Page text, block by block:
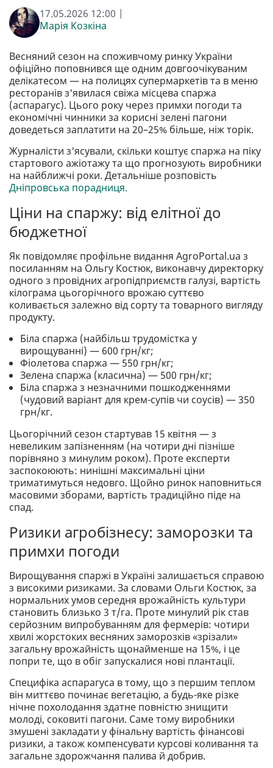
17.05.2026 12:00 |
Марія Козкіна
Весняний сезон на споживчому ринку України
офіційно поповнився ще одним довгоочікуваним
делікатесом — на полицях супермаркетів та в меню
ресторанів з'явилася свіжа місцева спаржа
(аспарагус). Цього року через примхи погоди та
економічні чинники за корисні зелені пагони
доведеться заплатити на 20–25% більше, ніж торік.
Журналісти з'ясували, скільки коштує спаржа на піку
стартового ажіотажу та що прогнозують виробники
на найближчі роки. Детальніше розповість
Дніпровська порадниця.
Ціни на спаржу: від елітної до
бюджетної
Як повідомляє профільне видання AgroPortal.ua з
посиланням на Ольгу Костюк, виконавчу директорку
одного з провідних агропідприємств галузі, вартість
кілограма цьогорічного врожаю суттєво
коливається залежно від сорту та товарного вигляду
продукту.
Біла спаржа (найбільш трудомістка у
вирощуванні) — 600 грн/кг;
Фіолетова спаржа — 550 грн/кг;
Зелена спаржа (класична) — 500 грн/кг;
Біла спаржа з незначними пошкодженнями
(чудовий варіант для крем-супів чи соусів) — 350
грн/кг.
Цьогорічний сезон стартував 15 квітня — з
невеликим запізненням (на чотири дні пізніше
порівняно з минулим роком). Проте експерти
заспокоюють: нинішні максимальні ціни
триматимуться недовго. Щойно ринок наповниться
масовими зборами, вартість традиційно піде на
спад.
Ризики агробізнесу: заморозки та
примхи погоди
Вирощування спаржі в Україні залишається справою
з високими ризиками. За словами Ольги Костюк, за
нормальних умов середня врожайність культури
становить близько 3 т/га. Проте минулий рік став
серйозним випробуванням для фермерів: чотири
хвилі жорстоких весняних заморозків «зрізали»
загальну врожайність щонайменше на 15%, і це
попри те, що в обіг запускалися нові плантації.
Специфіка аспарагуса в тому, що з першим теплом
він миттєво починає вегетацію, а будь-яке різке
нічне похолодання здатне повністю знищити
молоді, соковиті пагони. Саме тому виробники
змушені закладати у фінальну вартість фінансові
ризики, а також компенсувати курсові коливання та
загальне здорожчання палива й добрив.